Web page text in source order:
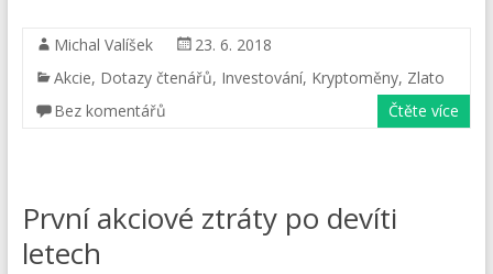
Michal Valíšek
23. 6. 2018
Akcie, Dotazy čtenářů, Investování, Kryptoměny, Zlato
Bez komentářů
Čtěte více
První akciové ztráty po devíti
letech